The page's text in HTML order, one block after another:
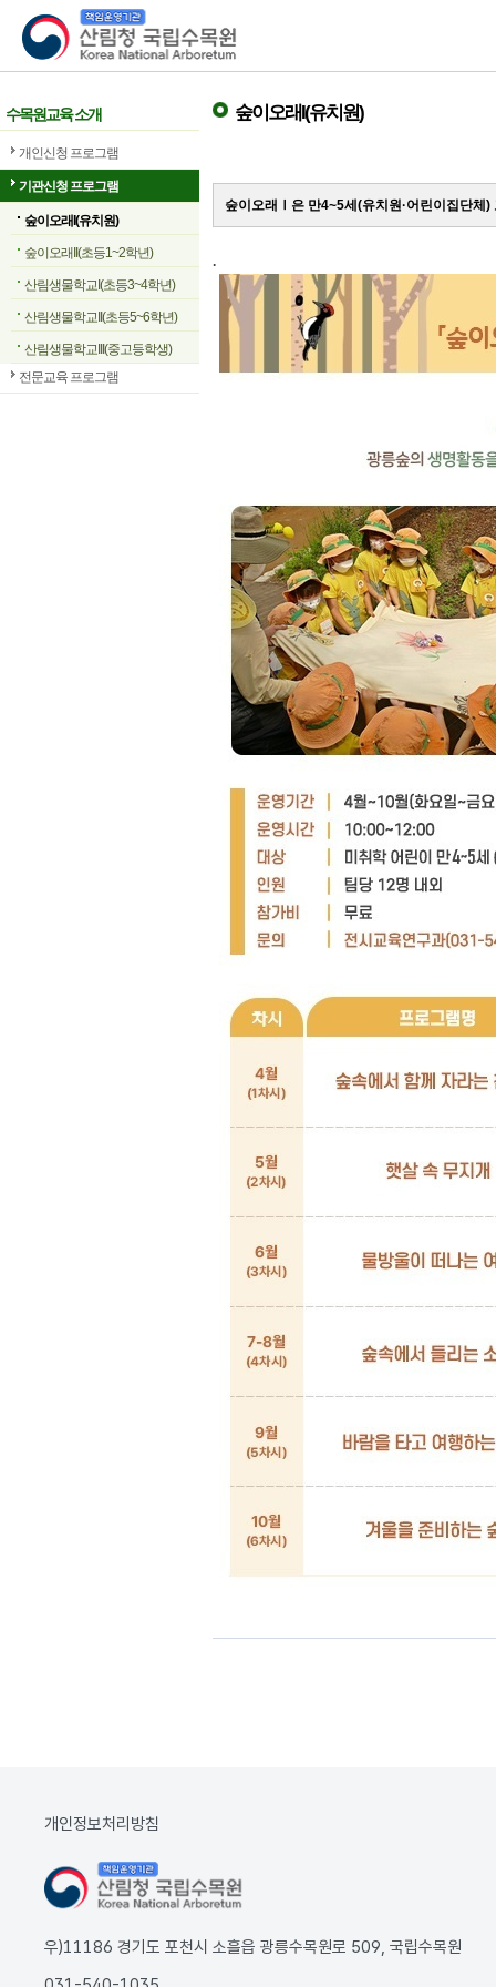
산림청 국립수목원
수목원교육 소개
개인신청 프로그램
기관신청 프로그램
숲이오래I(유치원)
숲이오래II(초등1~2학년)
산림생물학교I(초등3~4학년)
산림생물학교II(초등5~6학년)
산림생물학교III(중고등학생)
전문교육 프로그램
숲이오래I(유치원)
숲이오래Ⅰ은 만4~5세(유치원·어린이집단체)
.
개인정보처리방침
우)11186 경기도 포천시 소흘읍 광릉수목원로 509, 국립수목원